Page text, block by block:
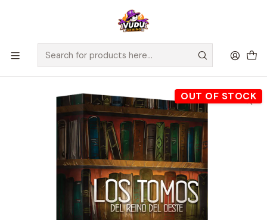
🚀 ¡Despachamos a todo Chile! Envío GRATIS a Regiones sobre
$100.000 y a RM sobre $35.000
Home Juegos de Mesa Expansiones
Los Tomos del Reino del Oeste - Español
OUT OF STOCK